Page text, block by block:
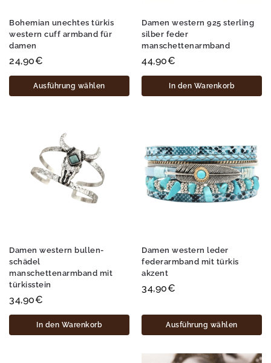
Bohemian unechtes türkis
western cuff armband für
damen
24,90€
Ausführung wählen
Damen western 925 sterling
silber feder
manschettenarmband
44,90€
In den Warenkorb
Damen western bullen-
schädel
manschettenarmband mit
türkisstein
34,90€
In den Warenkorb
Damen western leder
federarmband mit türkis
akzent
34,90€
Ausführung wählen